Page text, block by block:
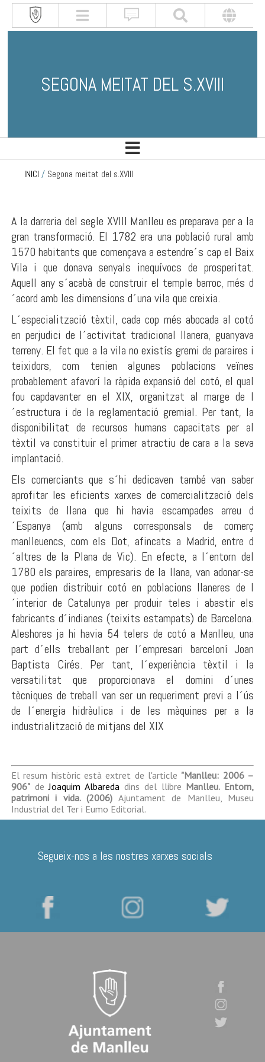
SEGONA MEITAT DEL S.XVIII
INICI / Segona meitat del s.XVIII
A la darreria del segle XVIII Manlleu es preparava per a la
gran transformació. El 1782 era una població rural amb
1570 habitants que començava a estendre´s cap el Baix
Vila i que donava senyals inequívocs de prosperitat.
Aquell any s´acabà de construir el temple barroc, més d
´acord amb les dimensions d´una vila que creixia.
L´especialització tèxtil, cada cop més abocada al cotó
en perjudici de l´activitat tradicional llanera, guanyava
terreny. El fet que a la vila no existís gremi de paraires i
teixidors, com tenien algunes poblacions veïnes
probablement afavorí la ràpida expansió del cotó, el qual
fou capdavanter en el XIX, organitzat al marge de l
´estructura i de la reglamentació gremial. Per tant, la
disponibilitat de recursos humans capacitats per al
tèxtil va constituir el primer atractiu de cara a la seva
implantació.
Els comerciants que s´hi dedicaven també van saber
aprofitar les eficients xarxes de comercialització dels
teixits de llana que hi havia escampades arreu d
´Espanya (amb alguns corresponsals de comerç
manlleuencs, com els Dot, afincats a Madrid, entre d
´altres de la Plana de Vic). En efecte, a l´entorn del
1780 els paraires, empresaris de la llana, van adonar-se
que podien distribuir cotó en poblacions llaneres de l
´interior de Catalunya per produir teles i abastir els
fabricants d´indianes (teixits estampats) de Barcelona.
Aleshores ja hi havia 54 telers de cotó a Manlleu, una
part d´ells treballant per l´empresari barceloní Joan
Baptista Cirés. Per tant, l´experiència tèxtil i la
versatilitat que proporcionava el domini d´unes
tècniques de treball van ser un requeriment previ a l´ús
de l´energia hidràulica i de les màquines per a la
industrialització de mitjans del XIX
El resum històric està extret de l'article "Manlleu: 2006 –
906"deJoaquim Albareda dins del llibre Manlleu. Entorn,
patrimoni i vida. (2006)Ajuntament de Manlleu, Museu
Industrial del Ter i Eumo Editorial.
Segueix-nos a les nostres xarxes socials